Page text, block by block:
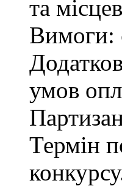
та
Вимоги:
умов
Термін